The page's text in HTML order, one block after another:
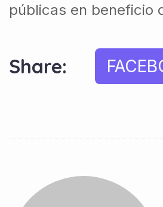
públicas en beneficio
Share: